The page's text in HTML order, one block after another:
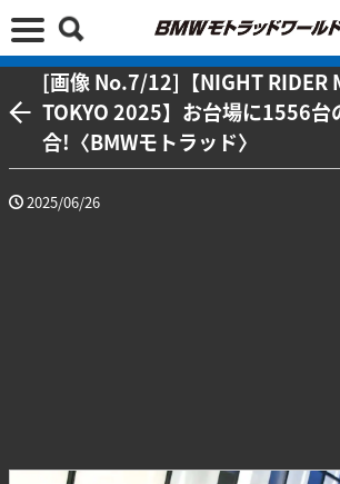
[画像 No.7/12]【NIGHT RIDER
TOKYO 2025】お台場に1556台
合!〈BMWモトラッド〉
2025/06/26